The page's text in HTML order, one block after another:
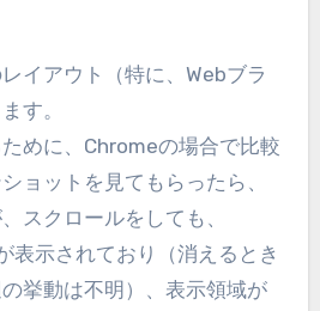
イアウト（特に、Webブラ
す。
めに、Chromeの場合で比較
ョットを見てもらったら、
スクロールをしても、
表示されており（消えるとき
挙動は不明）、表示領域が